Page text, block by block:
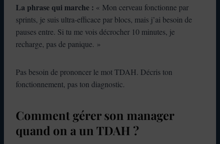
La phrase qui marche : « Mon cerveau fonctionne par
sprints, je suis ultra-efficace par blocs, mais j’ai besoin de
pauses entre. Si tu me vois décrocher 10 minutes, je
recharge, pas de panique. »
Pas besoin de prononcer le mot TDAH. Décris ton
fonctionnement, pas ton diagnostic.
Comment gérer son manager
quand on a un TDAH ?